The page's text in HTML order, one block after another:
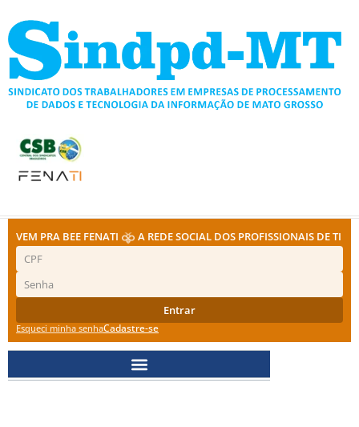
para
conteúdo
VEM PRA BEE FENATI A REDE SOCIAL DOS PROFISSIONAIS DE TI
Entrar
Esqueci minha senhaCadastre-se